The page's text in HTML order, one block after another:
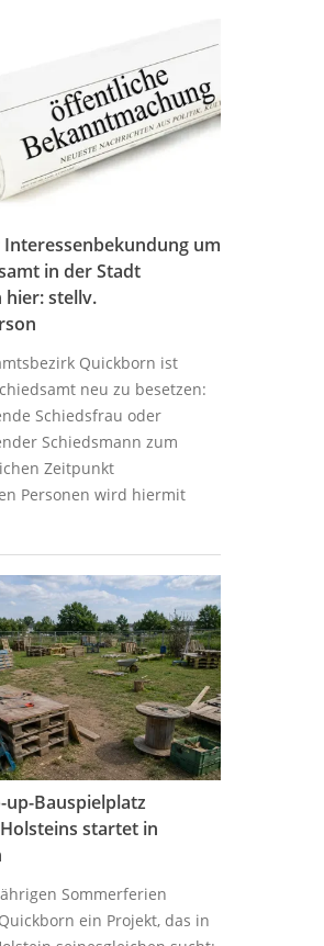
um
in der Stadt
hier: stellv.
Quickborn ist
neu zu besetzen:
Schiedsfrau oder
Schiedsmann zum
Zeitpunkt
Personen wird hiermit
up-Bauspielplatz
startet in
Sommerferien
ein Projekt, das in